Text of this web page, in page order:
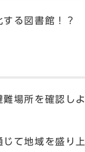
する図書館！？
難場所を確認し
じて地域を盛り